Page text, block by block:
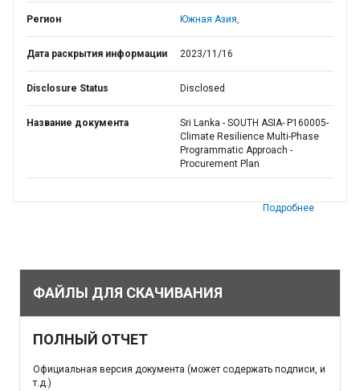
Регион Южная Азия,
Дата раскрытия информации 2023/11/16
Disclosure Status Disclosed
Название документа
Sri Lanka - SOUTH ASIA- P160005-
Climate Resilience Multi-Phase
Programmatic Approach -
Procurement Plan
Подробнее
ФАЙЛЫ ДЛЯ СКАЧИВАНИЯ
ПОЛНЫЙ ОТЧЕТ
Официальная версия документа (может содержать подписи, и
т.д.)